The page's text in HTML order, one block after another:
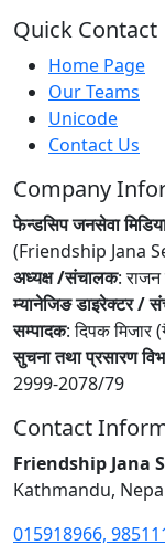
Quick Contact
Home Page
Our Teams
Unicode
Contact Us
Company
फेन्डसिप जनसेवा
(Friendship Jana
अध्यक्ष /संचालक: राजन
म्यानेजिङ डाइरेक्टर /
सम्पादक: दिपक मिजार
सुचना तथा प्रसारण
2999-2078/79
Contact
Friendship Jana
Kathmandu,
015918966,